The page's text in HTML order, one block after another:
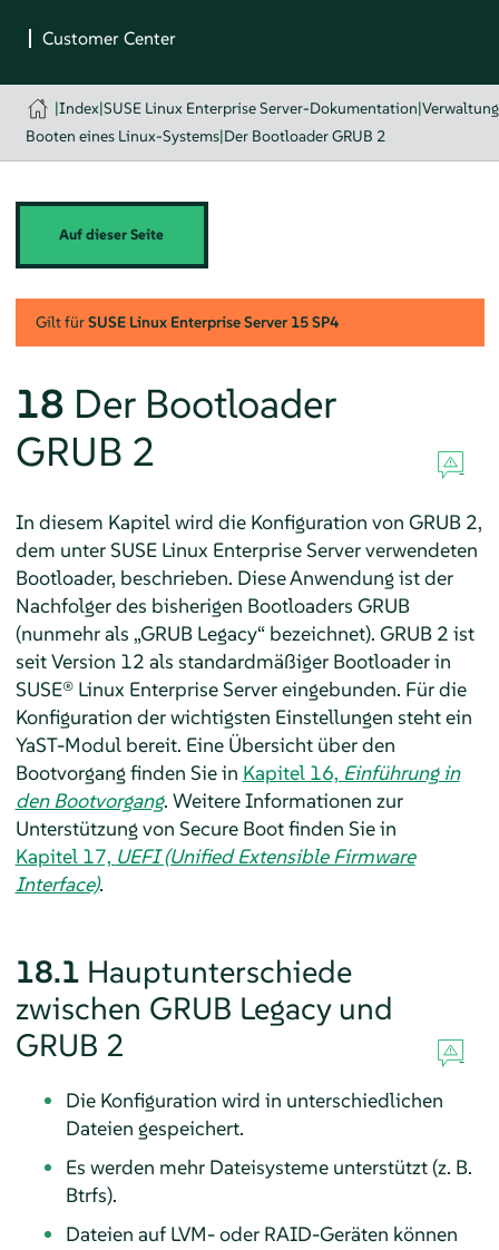
|Index|SUSE Linux Enterprise Server-Dokumentation|
Booten eines Linux-Systems|Der Bootloader GRUB 2
Auf dieser Seite
Gilt fürSUSE Linux Enterprise Server 15 SP4
18 Der Bootloader
GRUB 2
In diesem Kapitel wird die Konfiguration von GRUB 2,
dem unter SUSE Linux Enterprise Serververwendeten
Bootloader, beschrieben. Diese Anwendung ist der
Nachfolger des bisherigen Bootloaders GRUB
(nunmehr als „GRUB Legacy“bezeichnet). GRUB 2 ist
seit Version 12 als standardmäßiger Bootloader in
SUSE® Linux Enterprise Servereingebunden. Für die
Konfiguration der wichtigsten Einstellungen steht ein
YaST-Modul bereit. Eine Übersicht über den
Bootvorgang finden Sie in Kapitel 16, Einführung in
den Bootvorgang. Weitere Informationen zur
Unterstützung von Secure Boot finden Sie in
Kapitel 17, UEFI (Unified Extensible Firmware
Interface).
18.1 Hauptunterschiede
zwischen GRUB Legacy und
GRUB 2
Die Konfiguration wird in unterschiedlichen
Dateien gespeichert.
Es werden mehr Dateisysteme unterstützt (z. B.
Btrfs).
Dateien auf LVM- oder RAID-Geräten können